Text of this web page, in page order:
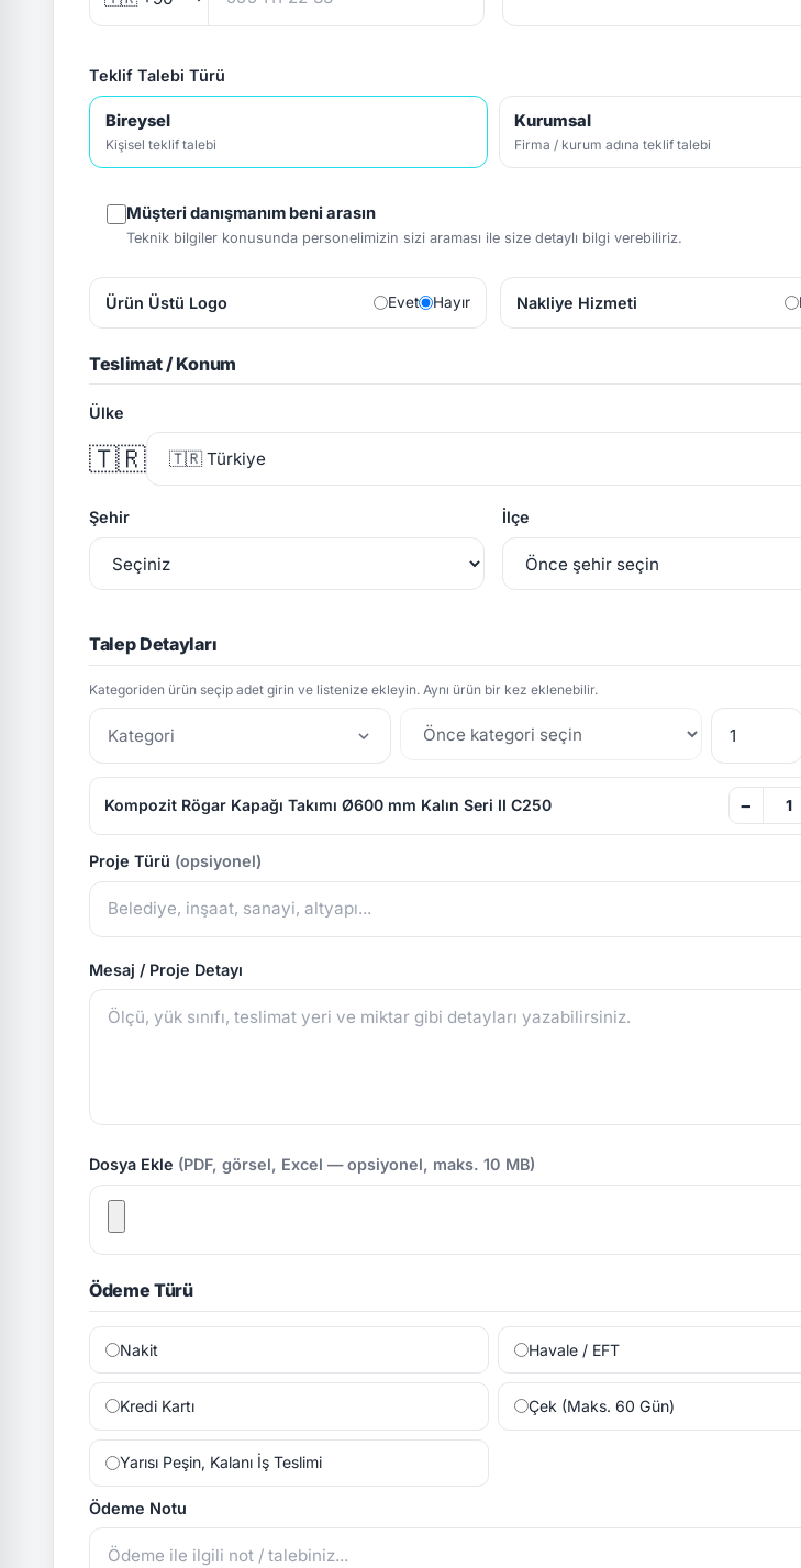
Teklif Talebi Türü
Bireysel
Kişisel teklif talebi
Kurumsal
Firma / kurum adına teklif talebi
Müşteri danışmanım beni arasın
Teknik bilgiler konusunda personelimizin sizi araması ile size detaylı bilgi verebiliriz.
Ürün Üstü Logo Evet Hayır Nakliye Hizmeti
Teslimat / Konum
Ülke
🇹🇷
Şehir İlçe
Talep Detayları
Kategoriden ürün seçip adet girin ve listenize ekleyin. Aynı ürün bir kez eklenebilir.
Kategori
Kompozit Rögar Kapağı Takımı Ø600 mm Kalın Seri II C250 −
Proje Türü (opsiyonel)
Mesaj / Proje Detayı
Dosya Ekle (PDF, görsel, Excel — opsiyonel, maks. 10 MB)
Ödeme Türü
Nakit Havale / EFT
Kredi Kartı Çek (Maks. 60 Gün)
Yarısı Peşin, Kalanı İş Teslimi
Ödeme Notu